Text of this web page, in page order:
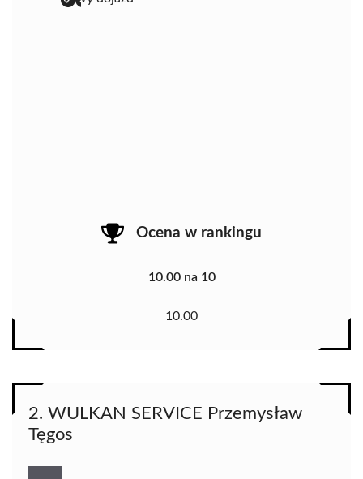
Ocena w rankingu
10.00 na 10
10.00
2. WULKAN SERVICE Przemysław
Tęgos